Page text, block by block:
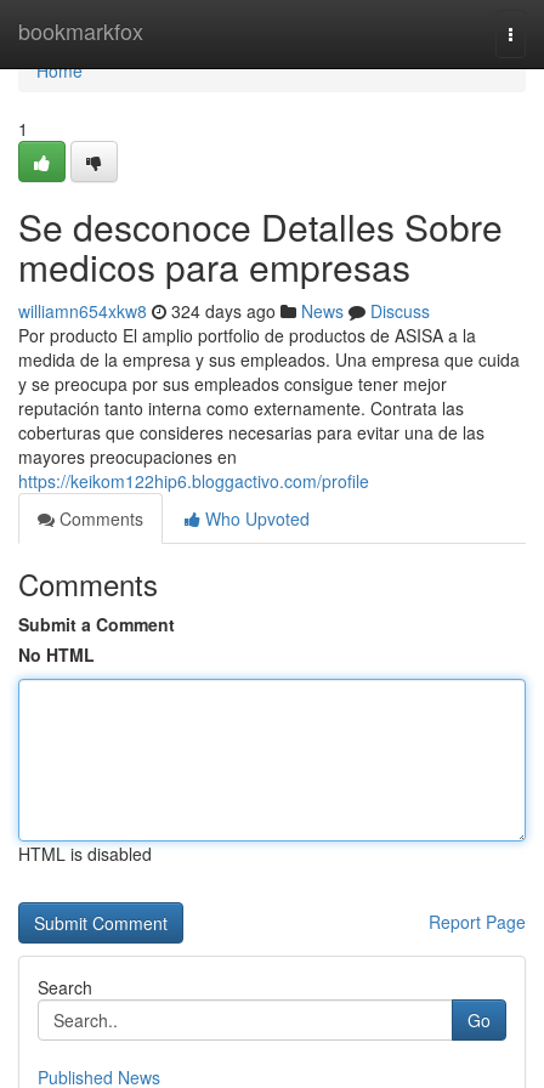
bookmarkfox
Home
Home
1
Se desconoce Detalles Sobre
medicos para empresas
williamn654xkw8 324 days ago News
Discuss
Por producto El amplio portfolio de productos de ASISA a la
medida de la empresa y sus empleados. Una empresa que cuida
y se preocupa por sus empleados consigue tener mejor
reputación tanto interna como externamente. Contrata las
coberturas que consideres necesarias para evitar una de las
mayores preocupaciones en
https://keikom122hip6.bloggactivo.com/profile
Comments
Who Upvoted
Comments
Submit a Comment
No HTML
HTML is disabled
Report Page
Search
Go
Published News